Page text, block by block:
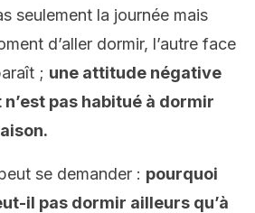
seulement la journée mais
d’aller dormir, l’autre face
; une attitude négative
pas habitué à dormir
se demander : pourquoi
il pas dormir ailleurs qu’à